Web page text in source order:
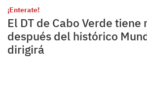
¡Enterate!
El DT de Cabo Verde tiene
después del histórico
dirigirá